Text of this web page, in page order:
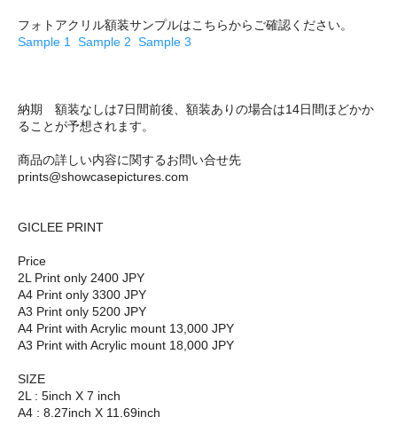
フォトアクリル額装サンプルはこちらからご確認ください。
Sample 1
Sample 2 Sample 3
納期 額装なしは7日間前後、額装ありの場合は14日間ほどかか
ることが予想されます。
商品の詳しい内容に関するお問い合せ先
prints@showcasepictures.com
GICLEE PRINT
Price
2L Print only 2400 JPY
A4 Print only 3300 JPY
A3 Print only 5200 JPY
A4 Print with Acrylic mount 13,000 JPY
A3 Print with Acrylic mount 18,000 JPY
SIZE
2L : 5inch X 7 inch
A4 : 8.27inch X 11.69inch